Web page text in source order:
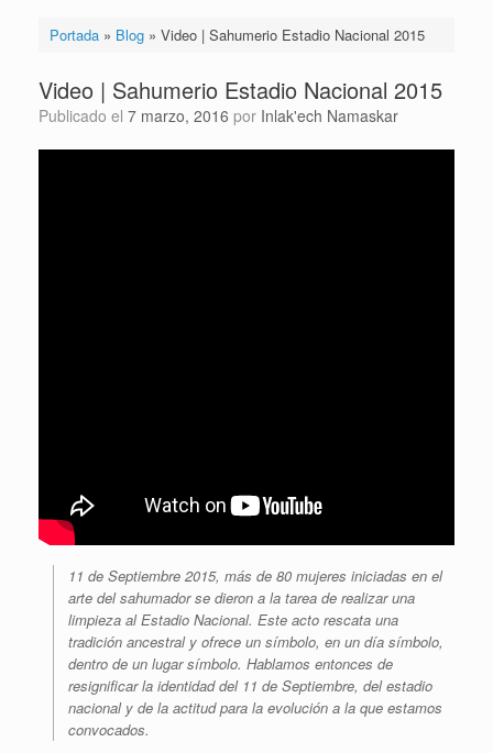
Portada» Blog» Video | Sahumerio Estadio Nacional 2015
Video | Sahumerio Estadio Nacional 2015
Publicado el 7 marzo, 2016 por Inlak'ech Namaskar
11 de Septiembre 2015, más de 80 mujeres iniciadas en el
arte del sahumador se dieron a la tarea de realizar una
limpieza al Estadio Nacional. Este acto rescata una
tradición ancestral y ofrece un símbolo, en un día símbolo,
dentro de un lugar símbolo. Hablamos entonces de
resignificar la identidad del 11 de Septiembre, del estadio
nacional y de la actitud para la evolución a la que estamos
convocados.